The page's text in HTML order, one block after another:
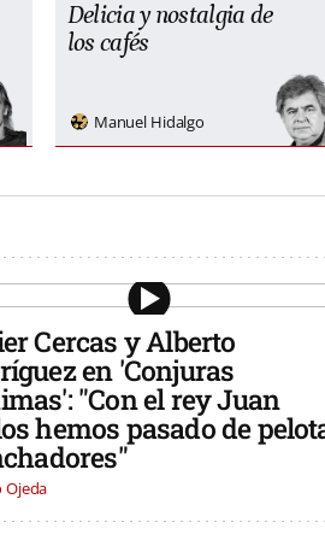
Delicia y nostalgia de
los cafés
Manuel Hidalgo
Cercas y Alberto
en 'Conjuras
"Con el rey Juan
hemos pasado de
Ojeda